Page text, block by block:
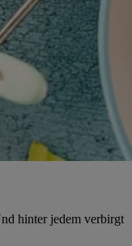
hinter jedem verbirgt